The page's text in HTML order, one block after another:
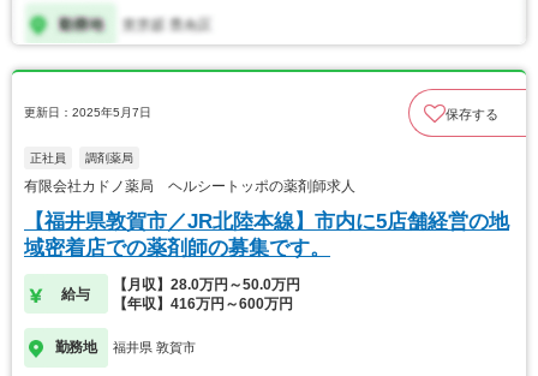
更新日：2025年5月7日 保存する
正社員 調剤薬局
有限会社カドノ薬局 ヘルシートッポの薬剤師求人
【福井県敦賀市／JR北陸本線】市内に5店舗経営の地
域密着店での薬剤師の募集です。
給与
【月収】28.0万円～50.0万円
【年収】416万円～600万円
勤務地 福井県 敦賀市